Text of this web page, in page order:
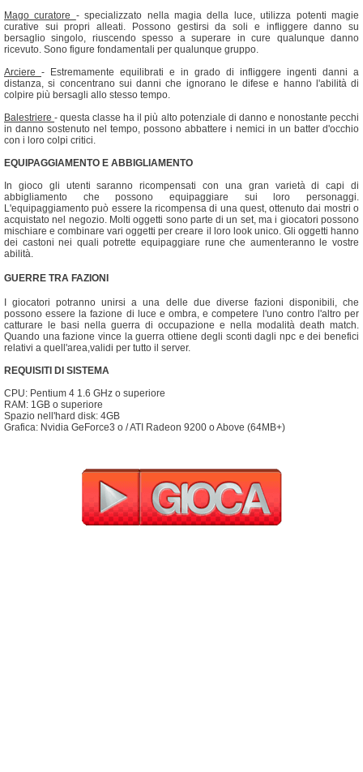
Mago curatore - specializzato nella magia della luce, utilizza potenti magie
curative sui propri alleati. Possono gestirsi da soli e infliggere danno su
bersaglio singolo, riuscendo spesso a superare in cure qualunque danno
ricevuto. Sono figure fondamentali per qualunque gruppo.
Arciere - Estremamente equilibrati e in grado di infliggere ingenti danni a
distanza, si concentrano sui danni che ignorano le difese e hanno l'abilità di
colpire più bersagli allo stesso tempo.
Balestriere- questa classe ha il più alto potenziale di danno e nonostante pecchi
in danno sostenuto nel tempo, possono abbattere i nemici in un batter d'occhio
con i loro colpi critici.
EQUIPAGGIAMENTO E ABBIGLIAMENTO
In gioco gli utenti saranno ricompensati con una gran varietà di capi di
abbigliamento che possono equipaggiare sui loro personaggi.
L'equipaggiamento può essere la ricompensa di una quest, ottenuto dai mostri o
acquistato nel negozio. Molti oggetti sono parte di un set, ma i giocatori possono
mischiare e combinare vari oggetti per creare il loro look unico. Gli oggetti hanno
dei castoni nei quali potrette equipaggiare rune che aumenteranno le vostre
abilità.
GUERRE TRA FAZIONI
I giocatori potranno unirsi a una delle due diverse fazioni disponibili, che
possono essere la fazione di luce e ombra, e competere l'uno contro l'altro per
catturare le basi nella guerra di occupazione e nella modalità death match.
Quando una fazione vince la guerra ottiene degli sconti dagli npc e dei benefici
relativi a quell'area,validi per tutto il server.
REQUISITI DI SISTEMA
CPU: Pentium 4 1.6 GHz o superiore
RAM: 1GB o superiore
Spazio nell'hard disk: 4GB
Grafica: Nvidia GeForce3 o / ATI Radeon 9200 o Above (64MB+)